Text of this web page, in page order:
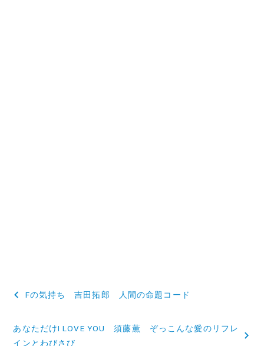
投
ナ
Fの気持ち 吉田拓郎 人間の命題コード
あなただけI LOVE YOU 須藤薫 ぞっこんな愛のリフレ
インとわびさび